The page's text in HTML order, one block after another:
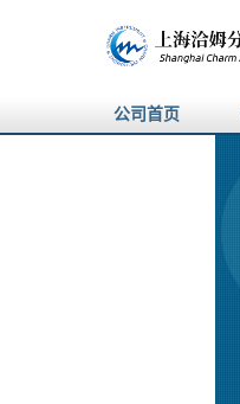
公司首页